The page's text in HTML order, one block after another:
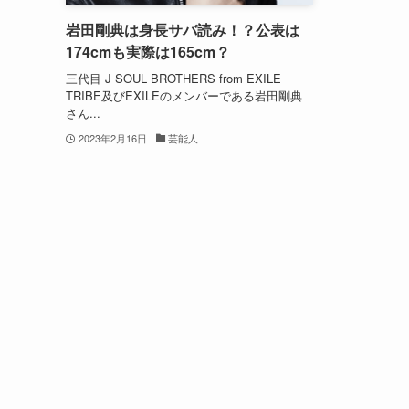
岩田剛典は身長サバ読み！？公表は
174cmも実際は165cm？
三代目 J SOUL BROTHERS from EXILE
TRIBE及びEXILEのメンバーである岩田剛典
さん...
2023年2月16日 芸能人